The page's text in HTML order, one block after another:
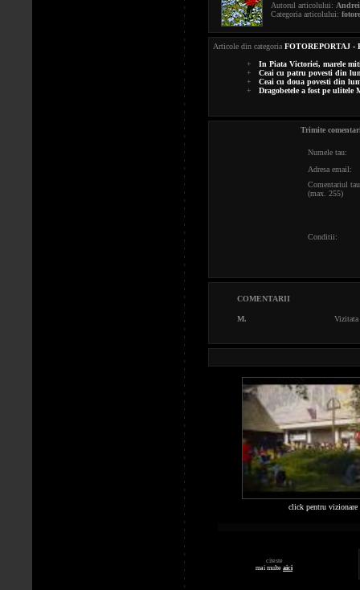
Autorul articolului:
Categoria articolului:
Articole din categoria FOTOREPORTAJ -
+ In Piata Victoriei, marele
+ Ceai cu patru povesti din
+ Ceai cu doua povesti din
+ Dragobetele a fost pe ulitele
Trimite
Numele tau:
Adresa email:
Comentariul
(max. 255)
Conditii:
COMENTARII
M. Vizitata
click pentru vizionare
citeste
mai multe aici